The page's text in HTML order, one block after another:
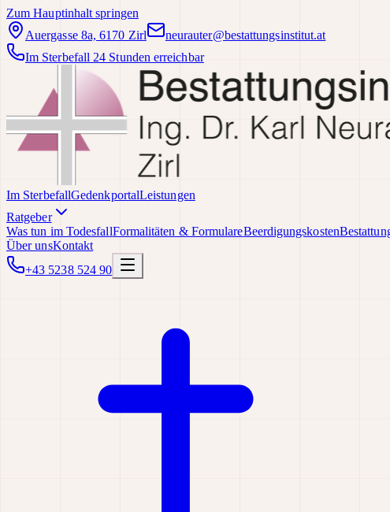
Zum Hauptinhalt springen
Auergasse 8a, 6170 Zirl
neurauter@bestattungsinstitut.at
Im Sterbefall 24 Stunden erreichbar
Im SterbefallGedenkportalLeistungen
Ratgeber
Was tun im TodesfallFormalitäten & FormulareBeerdigungskosten
Über unsKontakt
+43 5238 524 90